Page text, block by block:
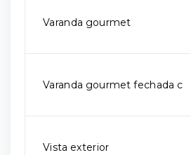
Varanda gourmet
Varanda gourmet fechada c
Vista exterior